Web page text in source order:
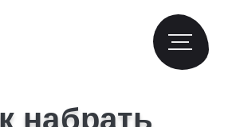
набрать